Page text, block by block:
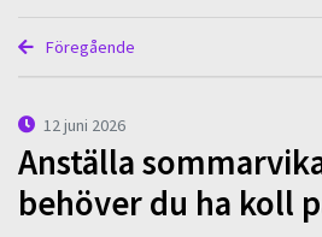
Föregående
12 juni 2026
Anställa
behöver du ha koll